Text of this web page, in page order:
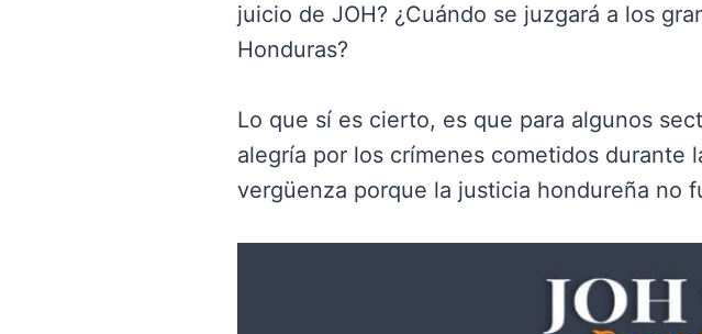
juicio de JOH? ¿Cuándo se juzgará a los
Honduras?
Lo que sí es cierto, es que para algunos
alegría por los crímenes cometidos durante
vergüenza porque la justicia hondureña no